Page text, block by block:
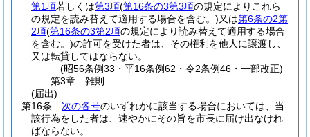
第1項若しくは第3項(第16条の3第3項の規定によりこれら
の規定を読み替えて適用する場合を含む。)又は第6条の2第
2項(第16条の3第2項の規定により読み替えて適用する場合
を含む。)の許可を受けた者は、その権利を他人に譲渡し、
又は転貸してはならない。
(昭56条例33・平16条例62・令2条例46・一部改正)
第3章
雑則
(届出)
第16条
次の各号のいずれかに該当する場合においては、当
該行為をした者は、速やかにその旨を市長に届け出なけれ
ばならない。